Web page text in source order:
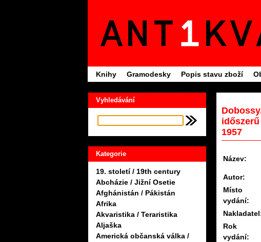
Knihy Gramodesky Popis stavu zboží
Vyhledávání
Kategorie
19. století / 19th century
Abcházie / Jižní Osetie
Afghánistán / Pákistán
Afrika
Akvaristika / Teraristika
Aljaška
Americká občanská válka /
1957
Název:
Autor:
Místo
vydání:
Rok
vydání: